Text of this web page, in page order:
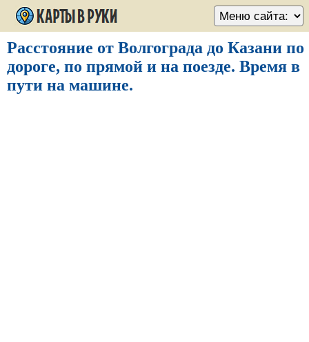
Расстояние от Волгограда до Казани по
дороге, по прямой и на поезде. Время в
пути на машине.